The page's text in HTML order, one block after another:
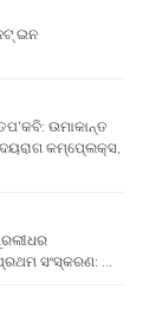
ଇନ
ଉମାକାନ୍ତ
କମ୍ପେ୍ଲକ୍ସ,
ସଂସ୍କରଣ: …